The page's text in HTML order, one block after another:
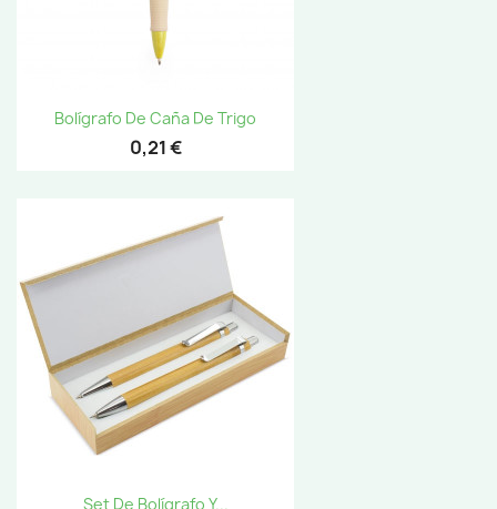
Bolígrafo De Caña De Trigo
0,21 €
Set De Bolígrafo Y...